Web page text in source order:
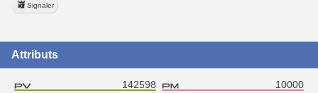
Signaler
Attributs
142598 10000